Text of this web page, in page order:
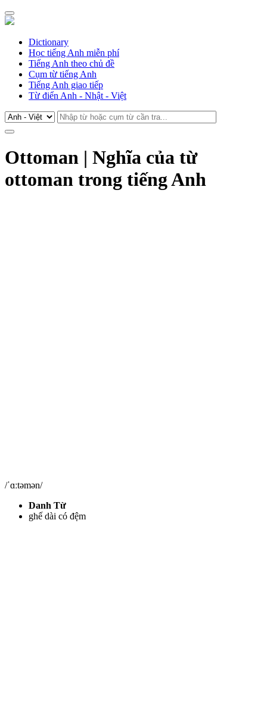
Dictionary
Học tiếng Anh miễn phí
Tiếng Anh theo chủ đề
Cụm từ tiếng Anh
Tiếng Anh giao tiếp
Từ điển Anh - Nhật - Việt
Ottoman | Nghĩa của từ
ottoman trong tiếng Anh
/ˈɑːtəmən/
Danh Từ
ghế dài có đệm